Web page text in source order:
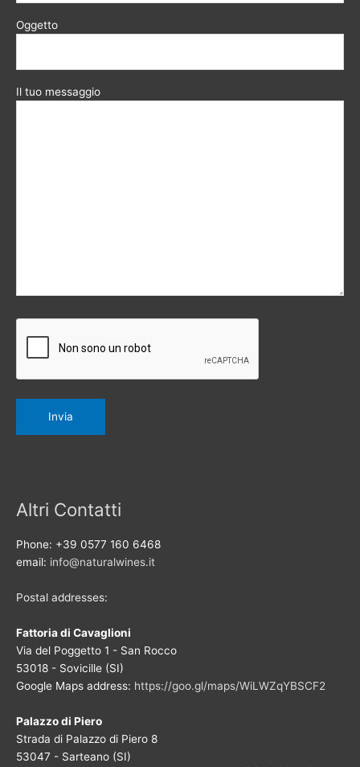
Oggetto
Il tuo messaggio
Altri Contatti
Phone: +39 0577 160 6468
email: info@naturalwines.it
Postal addresses:
Fattoria di Cavaglioni
Via del Poggetto 1 - San Rocco
53018 - Sovicille (SI)
Google Maps address: https://goo.gl/maps/WiLWZqYBSCF2
Palazzo di Piero
Strada di Palazzo di Piero 8
53047 - Sarteano (SI)